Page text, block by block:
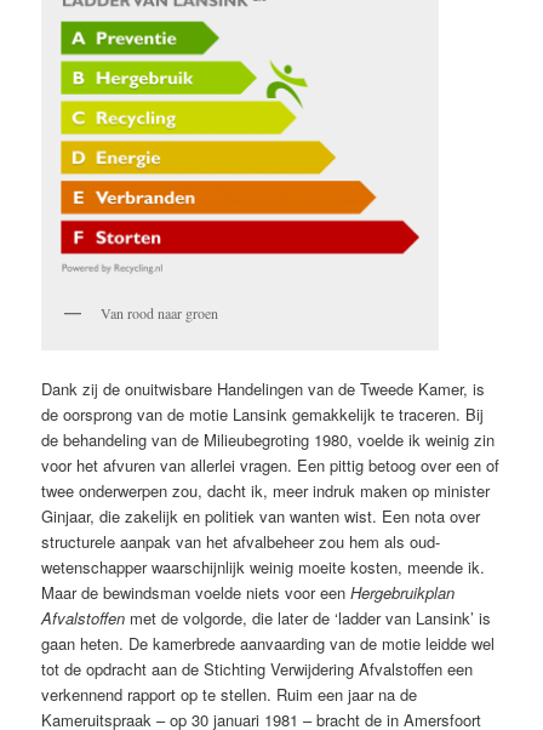
Van rood naar groen
Dank zij de onuitwisbare Handelingen van de Tweede Kamer, is
de oorsprong van de motie Lansink gemakkelijk te traceren. Bij
de behandeling van de Milieubegroting 1980, voelde ik weinig zin
voor het afvuren van allerlei vragen. Een pittig betoog over een of
twee onderwerpen zou, dacht ik, meer indruk maken op minister
Ginjaar, die zakelijk en politiek van wanten wist. Een nota over
structurele aanpak van het afvalbeheer zou hem als oud-
wetenschapper waarschijnlijk weinig moeite kosten, meende ik.
Maar de bewindsman voelde niets voor eenHergebruikplan
Afvalstoffen met de volgorde, die later de ‘ladder van Lansink’ is
gaan heten. De kamerbrede aanvaarding van de motie leidde wel
tot de opdracht aan de Stichting Verwijdering Afvalstoffen een
verkennend rapport op te stellen. Ruim een jaar na de
Kameruitspraak – op 30 januari 1981 – bracht de in Amersfoort